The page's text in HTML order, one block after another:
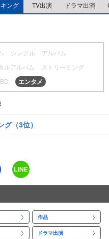
ング TV出演 ドラマ出演
シングル
アルバム
ルアルバム
ストリーミング
エンタメ
（3位）
作品
ドラマ出演